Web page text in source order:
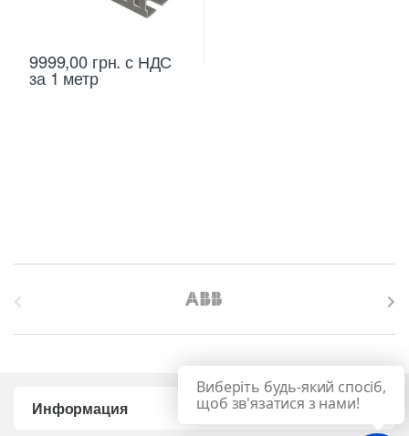
9999,00 грн. с НДС
за 1 метр
Информация
Виберіть будь-який спосіб,
щоб зв'язатися з нами!